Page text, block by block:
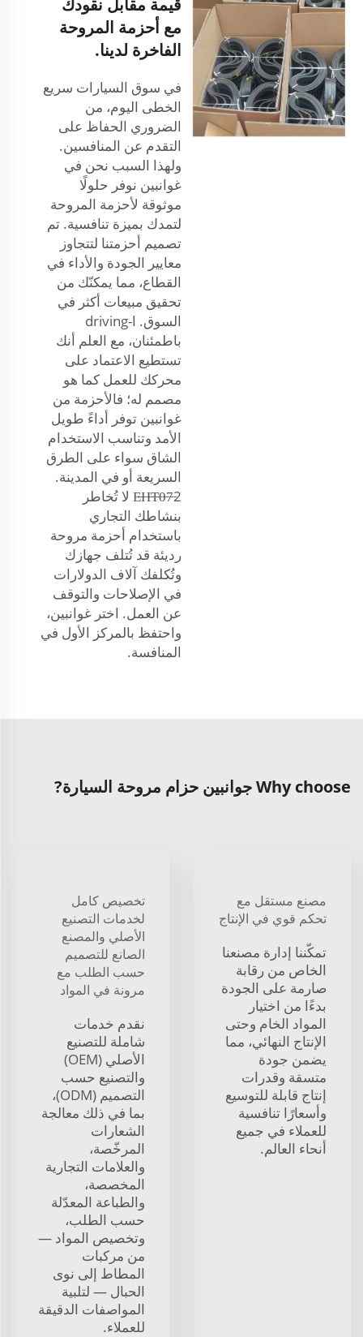
قيمة مقابل نقودك
مع أحزمة المروحة
الفاخرة لدينا.
في سوق السيارات سريع
الخطى اليوم، من
الضروري الحفاظ على
التقدم عن المنافسين.
ولهذا السبب نحن في
غوانبين نوفر حلولًا
موثوقة لأحزمة المروحة
لتمدك بميزة تنافسية. تم
تصميم أحزمتنا لتتجاوز
معايير الجودة والأداء في
القطاع، مما يمكنّك من
تحقيق مبيعات أكثر في
السوق. ا-driving
باطمئنان، مع العلم أنك
تستطيع الاعتماد على
محركك للعمل كما هو
مصمم له؛ فالأحزمة من
غوانبين توفر أداءً طويل
الأمد وتناسب الاستخدام
الشاق سواء على الطرق
السريعة أو في المدينة.
E̶H̶T̶0̶7̶2 لا تُخاطر
بنشاطك التجاري
باستخدام أحزمة مروحة
رديئة قد تُتلف جهازك
وتُكلفك آلاف الدولارات
في الإصلاحات والتوقف
عن العمل. اختر غوانبين،
واحتفظ بالمركز الأول في
المنافسة.
Why choose جوانبين حزام مروحة السيارة?
مصنع مستقل مع
تحكم قوي في الإنتاج
تمكّننا إدارة مصنعنا
الخاص من رقابة
صارمة على الجودة
بدءًا من اختيار
المواد الخام وحتى
الإنتاج النهائي، مما
يضمن جودة
متسقة وقدرات
إنتاج قابلة للتوسيع
وأسعارًا تنافسية
للعملاء في جميع
أنحاء العالم.
تخصيص كامل
لخدمات التصنيع
الأصلي والمصنع
الصانع للتصميم
حسب الطلب مع
مرونة في المواد
نقدم خدمات
شاملة للتصنيع
الأصلي (OEM)
والتصنيع حسب
التصميم (ODM)،
بما في ذلك معالجة
الشعارات
المرخّصة،
والعلامات التجارية
المخصصة،
والطباعة المعدّلة
حسب الطلب،
وتخصيص المواد —
من مركبات
المطاط إلى نوى
الحبال — لتلبية
المواصفات الدقيقة
للعملاء.